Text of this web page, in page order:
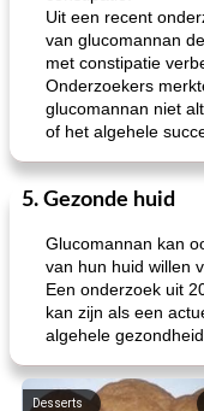
Uit een recent
van glucomannan
met constipatie
Onderzoekers
glucomannan niet
of het algehele
5. Gezonde huid
Glucomannan kan
van hun huid willen
Een onderzoek uit
kan zijn als een
algehele
Desserts